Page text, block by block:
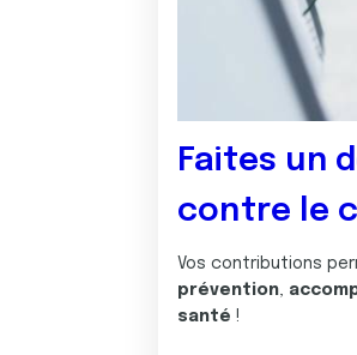
Faites un
contre le
Vos contributions
prévention,
santé !